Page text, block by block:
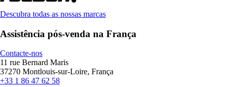
Descubra todas as nossas marcas
Assistência pós-venda na França
Contacte-nos
11 rue Bernard Maris
37270 Montlouis-sur-Loire, França
+33 1 86 47 62 58